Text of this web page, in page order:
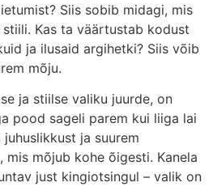
Siis sobib midagi, mis
Kas ta väärtustab kodust
ja ilusaid argihetki? Siis võib
mõju.
ja stiilse valiku juurde, on
pood sageli parem kui liiga lai
ja suurem
mis mõjub kohe õigesti. Kanela
just kingiotsingul – valik on